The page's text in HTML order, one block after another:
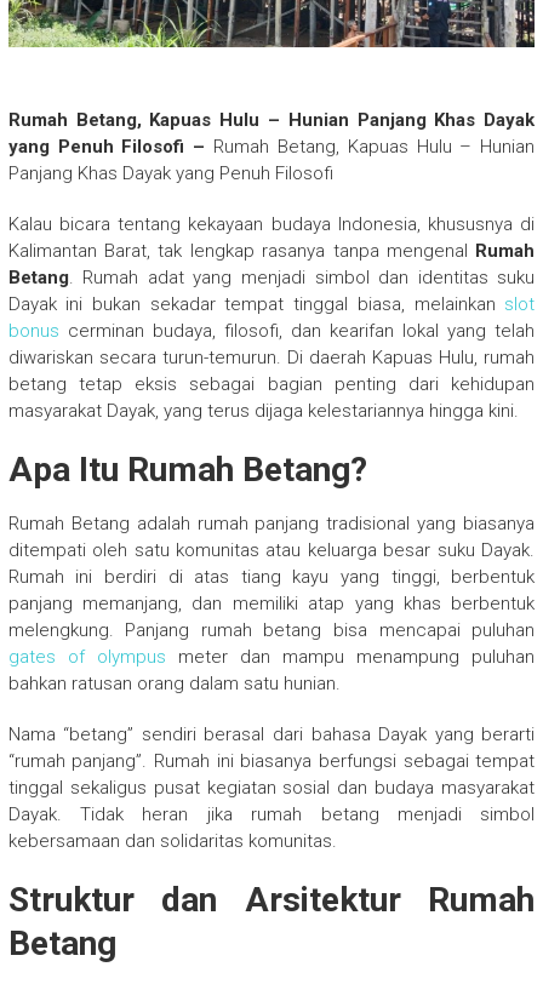
Rumah Betang, Kapuas Hulu – Hunian Panjang Khas Dayak
yang Penuh Filosofi – Rumah Betang, Kapuas Hulu – Hunian
Panjang Khas Dayak yang Penuh Filosofi
Kalau bicara tentang kekayaan budaya Indonesia, khususnya di
Kalimantan Barat, tak lengkap rasanya tanpa mengenal Rumah
Betang. Rumah adat yang menjadi simbol dan identitas suku
Dayak ini bukan sekadar tempat tinggal biasa, melainkan slot
bonus cerminan budaya, filosofi, dan kearifan lokal yang telah
diwariskan secara turun-temurun. Di daerah Kapuas Hulu, rumah
betang tetap eksis sebagai bagian penting dari kehidupan
masyarakat Dayak, yang terus dijaga kelestariannya hingga kini.
Apa Itu Rumah Betang?
Rumah Betang adalah rumah panjang tradisional yang biasanya
ditempati oleh satu komunitas atau keluarga besar suku Dayak.
Rumah ini berdiri di atas tiang kayu yang tinggi, berbentuk
panjang memanjang, dan memiliki atap yang khas berbentuk
melengkung. Panjang rumah betang bisa mencapai puluhan
gates of olympus meter dan mampu menampung puluhan
bahkan ratusan orang dalam satu hunian.
Nama “betang” sendiri berasal dari bahasa Dayak yang berarti
“rumah panjang”. Rumah ini biasanya berfungsi sebagai tempat
tinggal sekaligus pusat kegiatan sosial dan budaya masyarakat
Dayak. Tidak heran jika rumah betang menjadi simbol
kebersamaan dan solidaritas komunitas.
Struktur dan Arsitektur Rumah
Betang